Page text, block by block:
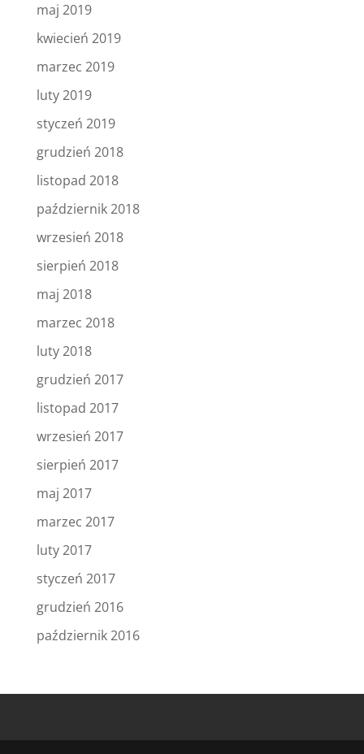
maj 2019
kwiecień 2019
marzec 2019
luty 2019
styczeń 2019
grudzień 2018
listopad 2018
październik 2018
wrzesień 2018
sierpień 2018
maj 2018
marzec 2018
luty 2018
grudzień 2017
listopad 2017
wrzesień 2017
sierpień 2017
maj 2017
marzec 2017
luty 2017
styczeń 2017
grudzień 2016
październik 2016